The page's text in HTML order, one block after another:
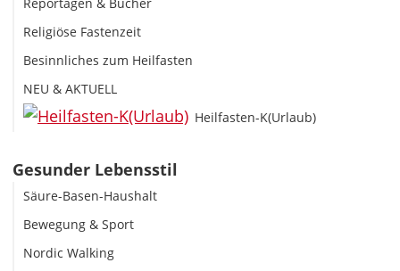
Religiöse Fastenzeit
Besinnliches zum Heilfasten
NEU & AKTUELL
Heilfasten-K(Urlaub)
Gesunder Lebensstil
Säure-Basen-Haushalt
Bewegung & Sport
Nordic Walking